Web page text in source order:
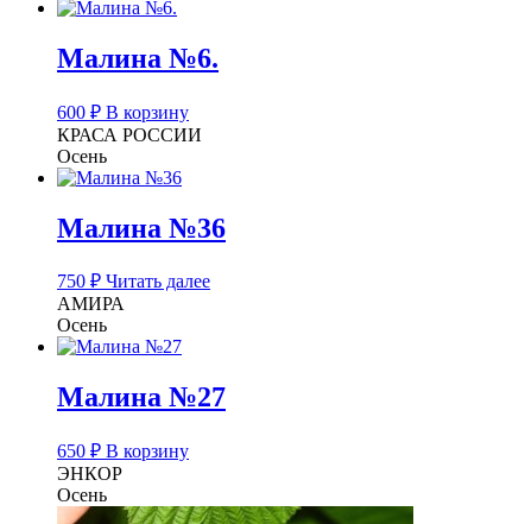
Малина №6.
600 ₽ В корзину
КРАСА РОССИИ
Осень
Малина №36
750 ₽ Читать далее
АМИРА
Осень
Малина №27
650 ₽ В корзину
ЭНКОР
Осень